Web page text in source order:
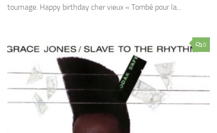
tournage. Happy birthday cher vieux « Tombé pour la...
0